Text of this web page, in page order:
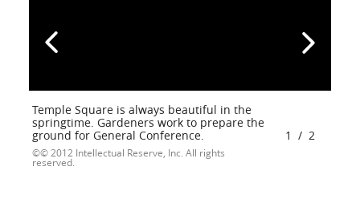
Temple Square is always beautiful in the
springtime. Gardeners work to prepare the
ground for General Conference.
© 2012 Intellectual Reserve, Inc. All rights
reserved.
1 / 2